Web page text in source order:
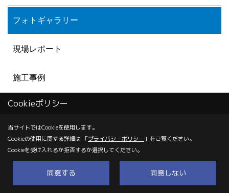
フォトギャラリー
現場レポート
施工事例
お客様の声
Cookieポリシー
当サイトではCookieを使用します。
Cookieの使用に関する詳細は 「プライバシーポリシー 」をご覧ください。
Cookieを受け入れるか拒否するか選択してください。
同意する 同意しない